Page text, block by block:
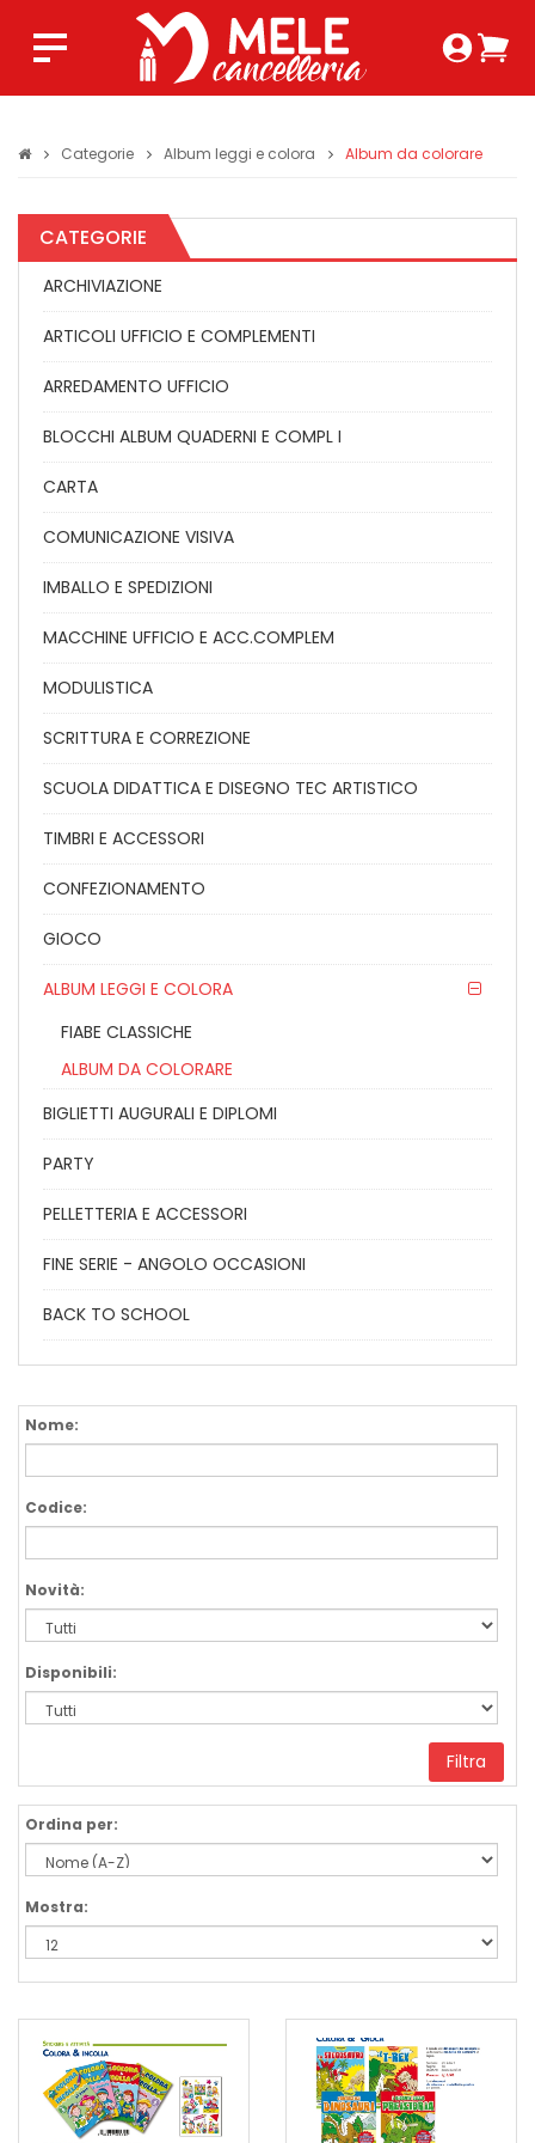
Login
Categorie Album leggi e colora Album da colorare
CATEGORIE
ARCHIVIAZIONE
ARTICOLI UFFICIO E COMPLEMENTI
ARREDAMENTO UFFICIO
BLOCCHI ALBUM QUADERNI E COMPL I
CARTA
COMUNICAZIONE VISIVA
IMBALLO E SPEDIZIONI
MACCHINE UFFICIO E ACC.COMPLEM
MODULISTICA
SCRITTURA E CORREZIONE
SCUOLA DIDATTICA E DISEGNO TEC ARTISTICO
TIMBRI E ACCESSORI
CONFEZIONAMENTO
GIOCO
ALBUM LEGGI E COLORA
FIABE CLASSICHE
ALBUM DA COLORARE
BIGLIETTI AUGURALI E DIPLOMI
PARTY
PELLETTERIA E ACCESSORI
FINE SERIE - ANGOLO OCCASIONI
BACK TO SCHOOL
Nome:
Codice:
Novità:
Disponibili:
Filtra
Ordina per:
Mostra: